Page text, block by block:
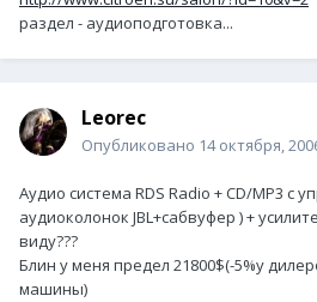
раздел - аудиоподготовка...
Leorec
Опубликовано 14 октября,
Аудио система RDS Radio + CD/MP3 с
аудиоколонок JBL+сабвуфер ) +
виду???
Блин у меня предел 21800$(-5%у
машины)